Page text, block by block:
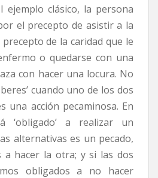
ejemplo clásico, la persona
el precepto de asistir a la
de la caridad que le
o quedarse con una
con hacer una locura. No
cuando uno de los dos
una acción pecaminosa. En
‘obligado’ a realizar un
alternativas es un pecado,
a hacer la otra; y si las dos
obligados a no hacer